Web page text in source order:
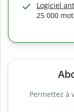
Logiciel
25 000
Permettez à